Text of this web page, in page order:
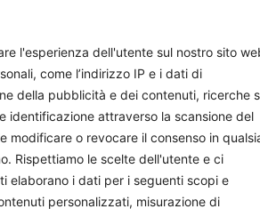
l'esperienza dell'utente sul nostro sito
come l’indirizzo IP e i dati di
della pubblicità e dei contenuti, ricerche
identificazione attraverso la scansione del
o revocare il consenso in
Rispettiamo le scelte dell'utente e ci
elaborano i dati per i seguenti scopi e
personalizzati, misurazione di